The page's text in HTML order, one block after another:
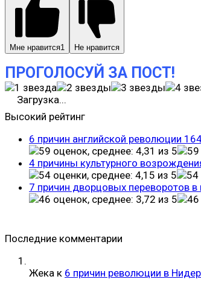
Мне нравится1 Не нравится
ПРОГОЛОСУЙ ЗА ПОСТ!
Загрузка...
Высокий рейтинг
6 причин английской революции
4 причины культурного
7 причин дворцовых переворотов
Последние комментарии
Жека к 6 причин революции в